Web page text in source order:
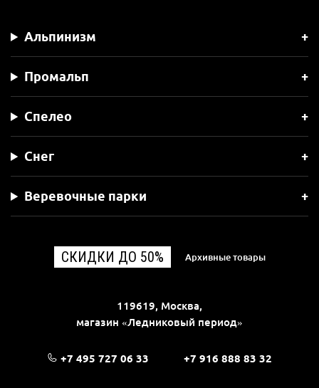
Альпинизм
Промальп
Спелео
Снег
Веревочные парки
СКИДКИ ДО 50% Архивные товары
119619, Москва,
магазин «Ледниковый период»
+7 495 727 06 33 +7 916 888 83 32